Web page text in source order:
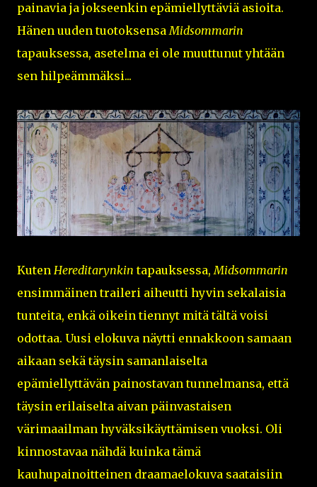
painavia ja jokseenkin epämiellyttäviä asioita.
Hänen uuden tuotoksensaMidsommarin
tapauksessa, asetelma ei ole muuttunut yhtään
sen hilpeämmäksi...
Kuten Hereditarynkin tapauksessa,Midsommarin
ensimmäinen traileri aiheutti hyvin sekalaisia
tunteita, enkä oikein tiennyt mitä tältä voisi
odottaa. Uusi elokuva näytti ennakkoon samaan
aikaan sekä täysin samanlaiselta
epämiellyttävän painostavan tunnelmansa, että
täysin erilaiselta aivan päinvastaisen
värimaailman hyväksikäyttämisen vuoksi. Oli
kinnostavaa nähdä kuinka tämä
kauhupainoitteinen draamaelokuva saataisiin